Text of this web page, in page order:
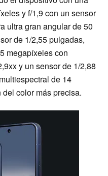
y f/1,9 con un sensor
ultra gran angular de 50
de 1/2,55 pulgadas,
megapíxeles con
y un sensor de 1/2,88
de 14
color más precisa.